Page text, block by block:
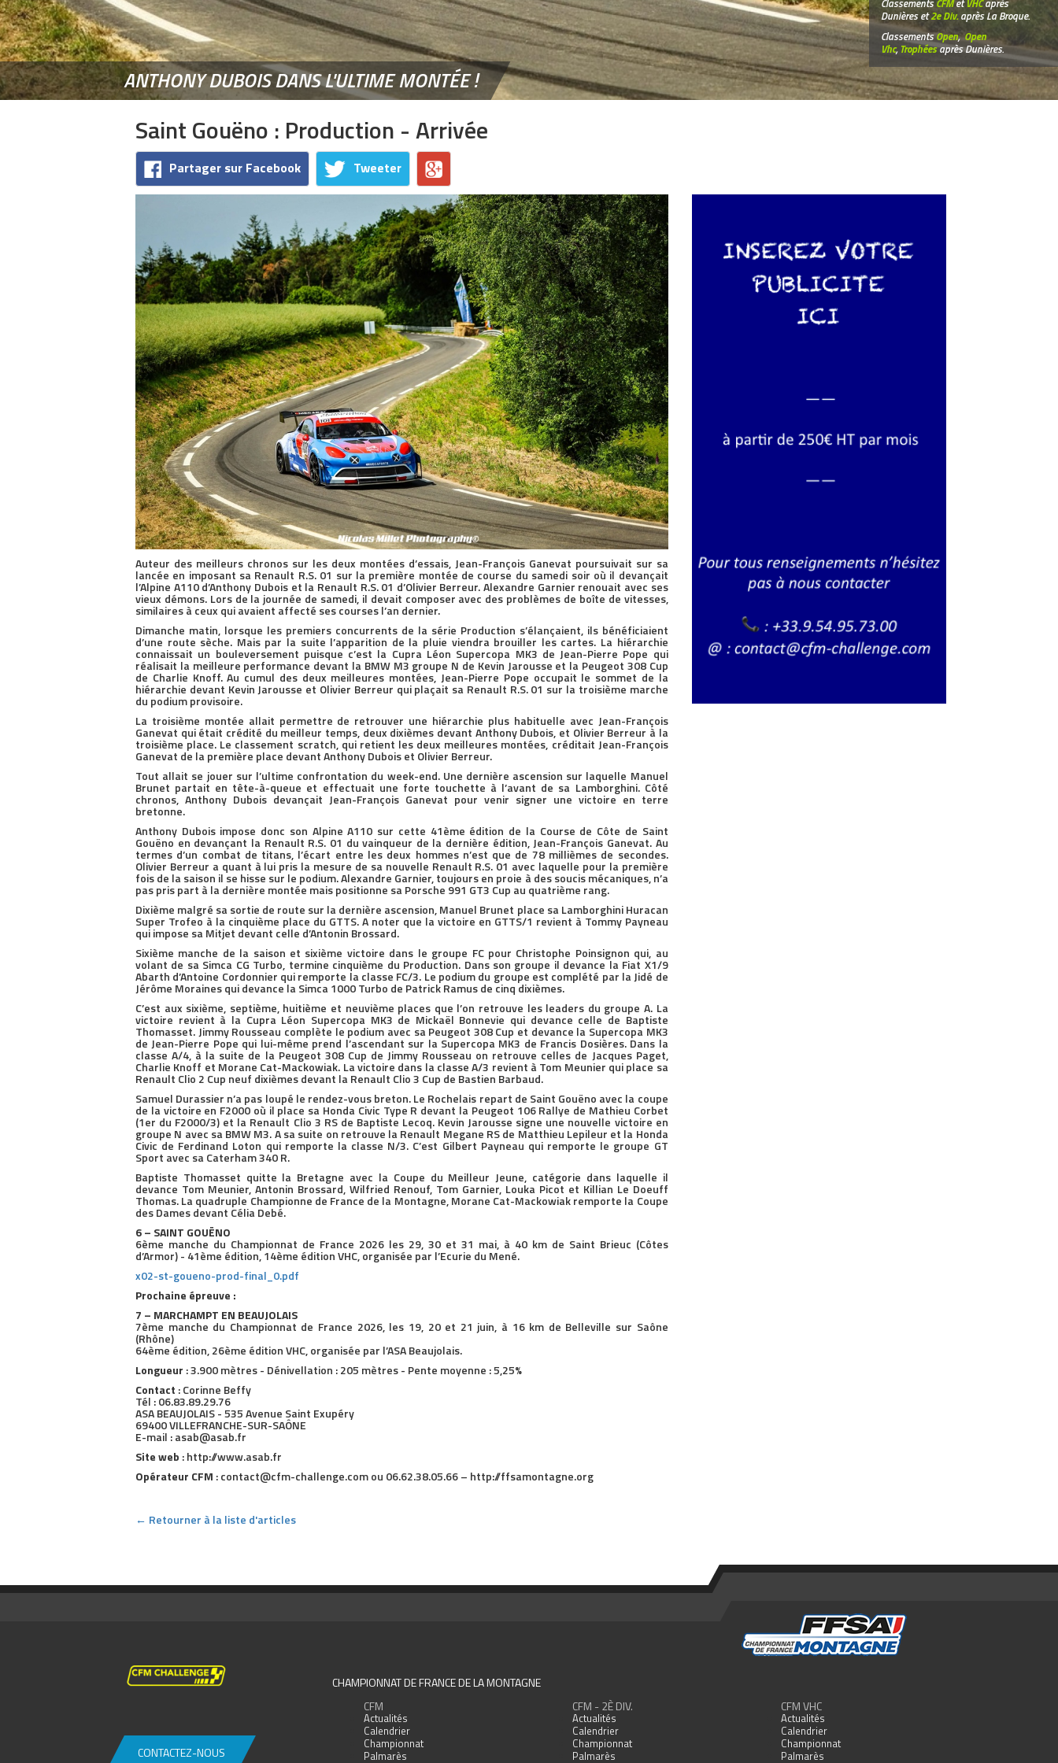
ClassementsCFMetVHCaprès
Dunières et2e Div.après La Broque.
ClassementsOpen,Open
Vhc, Trophéesaprès Dunières.
ANTHONY DUBOIS DANS L'ULTIME MONTÉE !
Saint Gouëno : Production - Arrivée
Partager sur Facebook Tweeter
Auteur des meilleurs chronos sur les deux montées d’essais, Jean-François Ganevat poursuivait sur sa
lancée en imposant sa Renault R.S. 01 sur la première montée de course du samedi soir où il devançait
l’Alpine A110 d’Anthony Dubois et la Renault R.S. 01 d’Olivier Berreur. Alexandre Garnier renouait avec ses
vieux démons. Lors de la journée de samedi, il devait composer avec des problèmes de boîte de vitesses,
similaires à ceux qui avaient affecté ses courses l’an dernier.
Dimanche matin, lorsque les premiers concurrents de la série Production s’élançaient, ils bénéficiaient
d’une route sèche. Mais par la suite l’apparition de la pluie viendra brouiller les cartes. La hiérarchie
connaissait un bouleversement puisque c’est la Cupra Léon Supercopa MK3 de Jean-Pierre Pope qui
réalisait la meilleure performance devant la BMW M3 groupe N de Kevin Jarousse et la Peugeot 308 Cup
de Charlie Knoff. Au cumul des deux meilleures montées, Jean-Pierre Pope occupait le sommet de la
hiérarchie devant Kevin Jarousse et Olivier Berreur qui plaçait sa Renault R.S. 01 sur la troisième marche
du podium provisoire.
La troisième montée allait permettre de retrouver une hiérarchie plus habituelle avec Jean-François
Ganevat qui était crédité du meilleur temps, deux dixièmes devant Anthony Dubois, et Olivier Berreur à la
troisième place. Le classement scratch, qui retient les deux meilleures montées, créditait Jean-François
Ganevat de la première place devant Anthony Dubois et Olivier Berreur.
Tout allait se jouer sur l’ultime confrontation du week-end. Une dernière ascension sur laquelle Manuel
Brunet partait en tête-à-queue et effectuait une forte touchette à l’avant de sa Lamborghini. Côté
chronos, Anthony Dubois devançait Jean-François Ganevat pour venir signer une victoire en terre
bretonne.
Anthony Dubois impose donc son Alpine A110 sur cette 41ème édition de la Course de Côte de Saint
Gouëno en devançant la Renault R.S. 01 du vainqueur de la dernière édition, Jean-François Ganevat. Au
termes d’un combat de titans, l’écart entre les deux hommes n’est que de 78 millièmes de secondes.
Olivier Berreur a quant à lui pris la mesure de sa nouvelle Renault R.S. 01 avec laquelle pour la première
fois de la saison il se hisse sur le podium. Alexandre Garnier, toujours en proie à des soucis mécaniques, n’a
pas pris part à la dernière montée mais positionne sa Porsche 991 GT3 Cup au quatrième rang.
Dixième malgré sa sortie de route sur la dernière ascension, Manuel Brunet place sa Lamborghini Huracan
Super Trofeo à la cinquième place du GTTS. A noter que la victoire en GTTS/1 revient à Tommy Payneau
qui impose sa Mitjet devant celle d’Antonin Brossard.
Sixième manche de la saison et sixième victoire dans le groupe FC pour Christophe Poinsignon qui, au
volant de sa Simca CG Turbo, termine cinquième du Production. Dans son groupe il devance la Fiat X1/9
Abarth d’Antoine Cordonnier qui remporte la classe FC/3. Le podium du groupe est complété par la Jidé de
Jérôme Moraines qui devance la Simca 1000 Turbo de Patrick Ramus de cinq dixièmes.
C’est aux sixième, septième, huitième et neuvième places que l’on retrouve les leaders du groupe A. La
victoire revient à la Cupra Léon Supercopa MK3 de Mickaël Bonnevie qui devance celle de Baptiste
Thomasset. Jimmy Rousseau complète le podium avec sa Peugeot 308 Cup et devance la Supercopa MK3
de Jean-Pierre Pope qui lui-même prend l’ascendant sur la Supercopa MK3 de Francis Dosières. Dans la
classe A/4, à la suite de la Peugeot 308 Cup de Jimmy Rousseau on retrouve celles de Jacques Paget,
Charlie Knoff et Morane Cat-Mackowiak. La victoire dans la classe A/3 revient à Tom Meunier qui place sa
Renault Clio 2 Cup neuf dixièmes devant la Renault Clio 3 Cup de Bastien Barbaud.
Samuel Durassier n’a pas loupé le rendez-vous breton. Le Rochelais repart de Saint Gouëno avec la coupe
de la victoire en F2000 où il place sa Honda Civic Type R devant la Peugeot 106 Rallye de Mathieu Corbet
(1er du F2000/3) et la Renault Clio 3 RS de Baptiste Lecoq. Kevin Jarousse signe une nouvelle victoire en
groupe N avec sa BMW M3. A sa suite on retrouve la Renault Megane RS de Matthieu Lepileur et la Honda
Civic de Ferdinand Loton qui remporte la classe N/3. C’est Gilbert Payneau qui remporte le groupe GT
Sport avec sa Caterham 340 R.
Baptiste Thomasset quitte la Bretagne avec la Coupe du Meilleur Jeune, catégorie dans laquelle il
devance Tom Meunier, Antonin Brossard, Wilfried Renouf, Tom Garnier, Louka Picot et Killian Le Doeuff
Thomas. La quadruple Championne de France de la Montagne, Morane Cat-Mackowiak remporte la Coupe
des Dames devant Célia Debé.
6 – SAINT GOUËNO
6ème manche du Championnat de France 2026 les 29, 30 et 31 mai, à 40 km de Saint Brieuc (Côtes
d’Armor) - 41ème édition, 14ème édition VHC, organisée par l’Ecurie du Mené.
x02-st-goueno-prod-final_0.pdf
Prochaine épreuve :
7 – MARCHAMPT EN BEAUJOLAIS
7ème manche du Championnat de France 2026, les 19, 20 et 21 juin, à 16 km de Belleville sur Saône
(Rhône)
64ème édition, 26ème édition VHC, organisée par l’ASA Beaujolais.
Longueur : 3.900 mètres - Dénivellation : 205 mètres - Pente moyenne : 5,25%
Contact : Corinne Beffy
Tél : 06.83.89.29.76
ASA BEAUJOLAIS - 535 Avenue Saint Exupéry
69400 VILLEFRANCHE-SUR-SAÔNE
E-mail : asab@asab.fr
Site web : http://www.asab.fr
Opérateur CFM : contact@cfm-challenge.com ou 06.62.38.05.66 – http://ffsamontagne.org
← Retourner à la liste d'articles
CONTACTEZ-NOUS
CHAMPIONNAT DE FRANCE DE LA MONTAGNE
CFM
Actualités
Calendrier
Championnat
Palmarès
CFM - 2È DIV.
Actualités
Calendrier
Championnat
Palmarès
CFM VHC
Actualités
Calendrier
Championnat
Palmarès